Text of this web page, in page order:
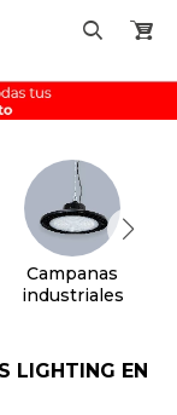
Cintas LED
LIGHTING EN